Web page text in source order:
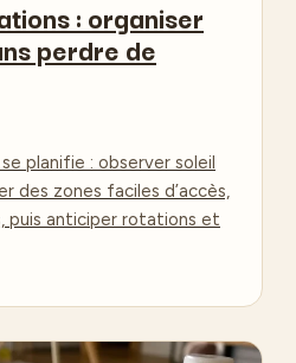
: organiser
perdre de
planifie : observer soleil
des zones faciles d’accès,
puis anticiper rotations et